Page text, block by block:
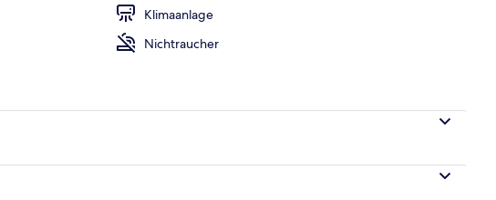
Klimaanlage
Nichtraucher